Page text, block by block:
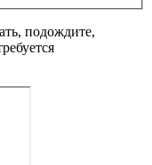
подождите,